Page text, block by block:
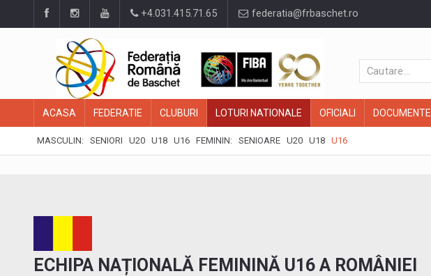
+4.031.415.71.65 federatia@frbaschet.ro
ACASA FEDERATIE CLUBURI LOTURI NATIONALE OFICIALI DOCUMENTE
MASCULIN: SENIORI U20 U18 U16 FEMININ: SENIOARE U20 U18 U16
ECHIPA NAȚIONALĂ FEMININĂ U16 A ROMÂNIEI